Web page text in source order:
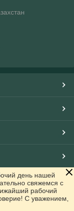
день нашей
свяжемся с
рабочий
С уважением,